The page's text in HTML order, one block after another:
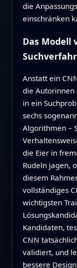
die
einschränken
Das
Anstatt ein
die Autorinnen
in ein
sechs
Algorithmen –
die Eier in
Rudeln jagen,
diesem
vollständiges
wichtigsten
Kandidaten,
CNN
validiert, und
bessere